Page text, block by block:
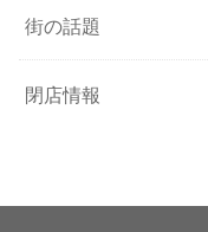
街の話題
閉店情報